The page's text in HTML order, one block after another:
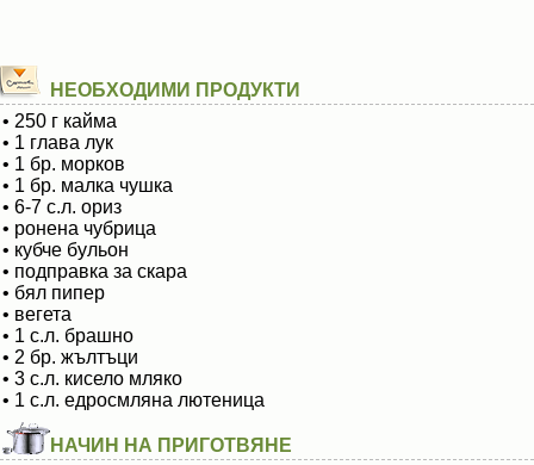
НЕОБХОДИМИ ПРОДУКТИ
• 250 г кайма
• 1 глава лук
• 1 бр. морков
• 1 бр. малка чушка
• 6-7 с.л. ориз
• ронена чубрица
• кубче бульон
• подправка за скара
• бял пипер
• вегета
• 1 с.л. брашно
• 2 бр. жълтъци
• 3 с.л. кисело мляко
• 1 с.л. едросмляна лютеница
НАЧИН НА ПРИГОТВЯНЕ